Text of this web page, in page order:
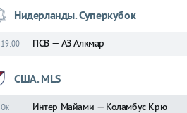
Нидерланды. Суперкубок
19:00 ПСВ — АЗ Алкмар
США. MLS
Ок Интер Майами — Коламбус Крю